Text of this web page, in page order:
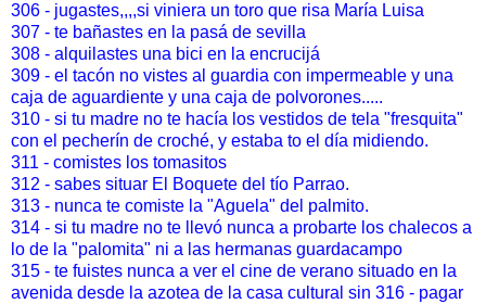
306 - jugastes,,,,si viniera un toro que risa María Luisa
307 - te bañastes en la pasá de sevilla
308 - alquilastes una bici en la encrucijá
309 - el tacón no vistes al guardia con impermeable y una
caja de aguardiente y una caja de polvorones.....
310 - si tu madre no te hacía los vestidos de tela "fresquita"
con el pecherín de croché, y estaba to el día midiendo.
311 - comistes los tomasitos
312 - sabes situar El Boquete del tío Parrao.
313 - nunca te comiste la "Aguela" del palmito.
314 - si tu madre no te llevó nunca a probarte los chalecos a
lo de la "palomita" ni a las hermanas guardacampo
315 - te fuistes nunca a ver el cine de verano situado en la
avenida desde la azotea de la casa cultural sin 316 - pagar